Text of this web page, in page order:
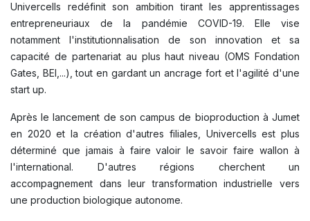
Univercells redéfinit son ambition tirant les apprentissages
entrepreneuriaux de la pandémie COVID-19. Elle vise
notamment l'institutionnalisation de son innovation et sa
capacité de partenariat au plus haut niveau (OMS Fondation
Gates, BEI,...), tout en gardant un ancrage fort et l'agilité d'une
start up.
Après le lancement de son campus de bioproduction à Jumet
en 2020 et la création d'autres filiales, Univercells est plus
déterminé que jamais à faire valoir le savoir faire wallon à
l'international. D'autres régions cherchent un
accompagnement dans leur transformation industrielle vers
une production biologique autonome.